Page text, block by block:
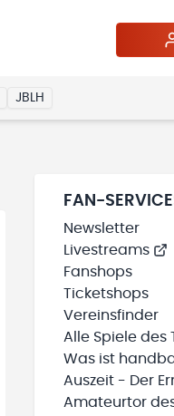
JBLH
FAN-
Newsletter
Livestreams
Fanshops
Ticketshops
Vereinsfinder
Alle Spiele des
Was ist
Auszeit - Der
Amateurtor